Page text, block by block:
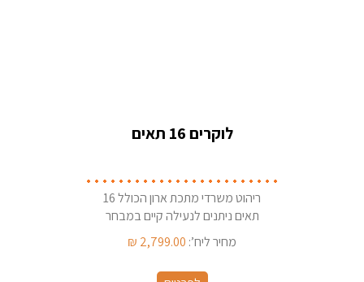
לוקרים 16 תאים
ריהוט משרדי מתכת ארון הכולל 16
תאים ניתנים לנעילה קיים במבחר
צבעי מתכתמחיר ליח’: 2,799.00
₪